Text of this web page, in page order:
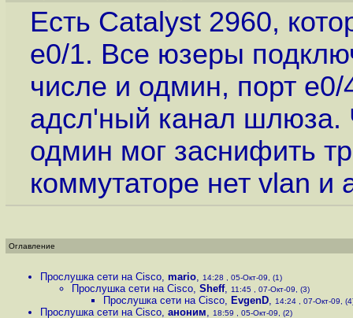
Есть Catalyst 2960,
e0/1. Все юзеры
числе и одмин, порт e0/
адсл'ный канал шлюза.
одмин мог заснифить
коммутаторе нет vlan и
Оглавление
Прослушка сети на Cisco, mario, 14:28 , 05-Окт-09, (1)
Прослушка сети на Cisco, Sheff, 11:45 , 07-Окт-09, (3)
Прослушка сети на Cisco, EvgenD, 14:24 , 07-Окт-09,
Прослушка сети на Cisco, аноним, 18:59 , 05-Окт-09, (2)